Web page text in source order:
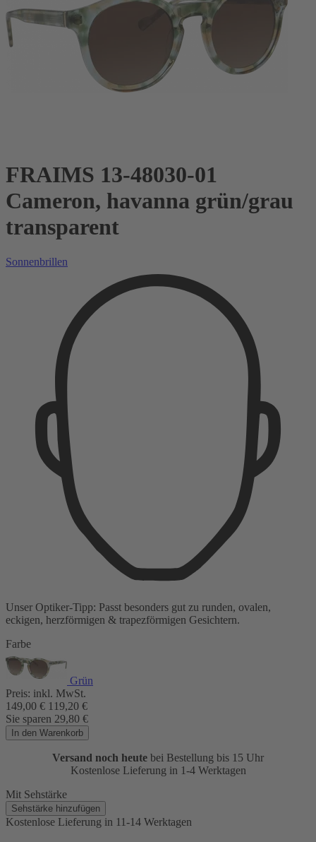
FRAIMS 13-48030-01
Cameron, havanna grün/grau
transparent
Sonnenbrillen
Unser Optiker-Tipp: Passt besonders gut zu runden, ovalen,
eckigen, herzförmigen & trapezförmigen Gesichtern.
Farbe
Grün
Preis: inkl. MwSt.
149,00 € 119,20 €
Sie sparen 29,80 €
In den Warenkorb
Versand noch heute bei Bestellung bis 15 Uhr
Kostenlose Lieferung in 1-4 Werktagen
Mit Sehstärke
Sehstärke hinzufügen
Kostenlose Lieferung in 11-14 Werktagen